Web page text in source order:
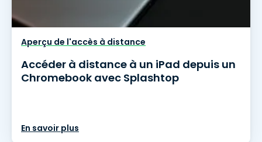
Aperçu de l'accès à distance
Accéder à distance à un iPad depuis un
Chromebook avec Splashtop
En savoir plus